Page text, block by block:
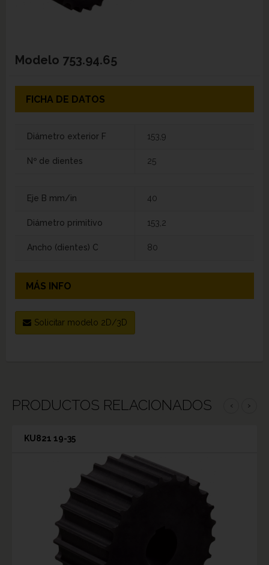
Modelo 753.94.65
FICHA DE DATOS
Diámetro exterior F 153,9
Nº de dientes 25
Eje B mm/in 40
Diámetro primitivo 153,2
Ancho (dientes) C 80
MÁS INFO
Solicitar modelo 2D/3D
PRODUCTOS RELACIONADOS ‹ ›
KU821 19-35